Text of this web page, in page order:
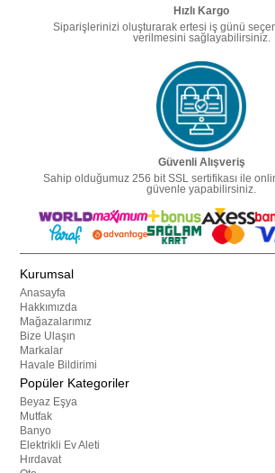
Hızlı Kargo
Siparişlerinizi oluşturarak ertesi iş günü
verilmesini sağlayabilirsiniz.
Güvenli Alışveriş
Sahip olduğumuz 256 bit SSL sertifikası ile
güvenle yapabilirsiniz.
Kurumsal
Anasayfa
Hakkımızda
Mağazalarımız
Bize Ulaşın
Markalar
Havale Bildirimi
Popüler Kategoriler
Beyaz Eşya
Mutfak
Banyo
Elektrikli Ev Aleti
Hırdavat